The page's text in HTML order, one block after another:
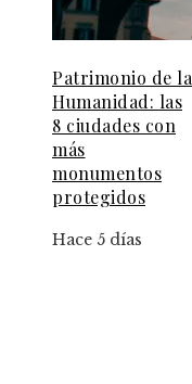
Patrimonio de la
Humanidad: las
8 ciudades con
más
monumentos
protegidos
Hace 5 días